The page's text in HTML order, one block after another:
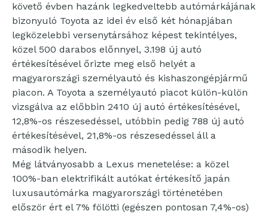
követő évben hazánk legkedveltebb autómárkájának
bizonyuló Toyota az idei év első két hónapjában
legközelebbi versenytársához képest tekintélyes,
közel 500 darabos előnnyel, 3.198 új autó
értékesítésével őrizte meg első helyét a
magyarországi személyautó és kishaszongépjármű
piacon. A Toyota a személyautó piacot külön-külön
vizsgálva az előbbin 2410 új autó értékesítésével,
12,8%-os részesedéssel, utóbbin pedig 788 új autó
értékesítésével, 21,8%-os részesedéssel áll a
második helyen.
Még látványosabb a Lexus menetelése: a közel
100%-ban elektrifikált autókat értékesítő japán
luxusautómárka magyarországi történetében
először ért el 7% fölötti (egészen pontosan 7,4%-os)